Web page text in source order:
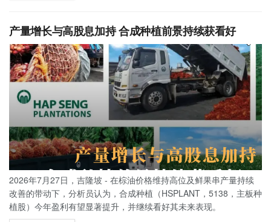
产量增长与高股息加持 合成种植前景持续获看好
2026年7月27日，吉隆坡 - 在棕油价格维持高位及鲜果串产量持续
改善的带动下，分析员认为，合成种植（HSPLANT，5138，主板种
植股）今年盈利有望显著提升，并继续看好其未来表现。